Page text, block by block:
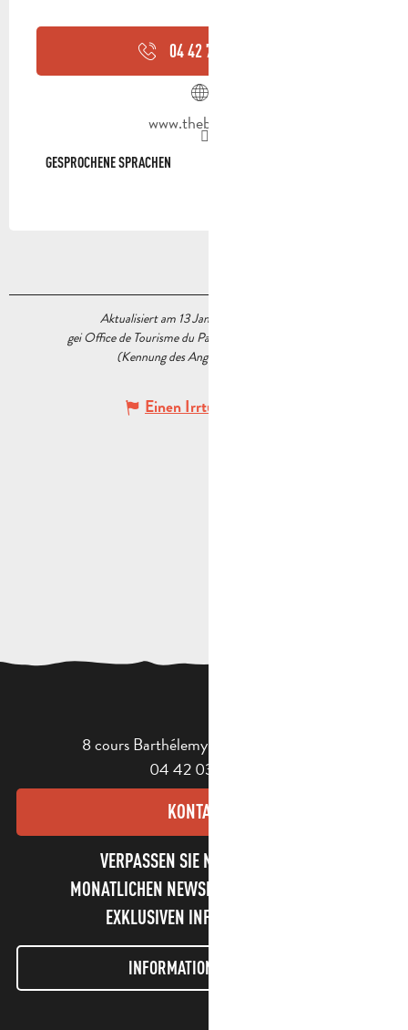
04 42 73 92
www.thebadass.fr
GESPROCHENE SPRACHEN
GESPROCHENE SPRACHEN
Aktualisiert am 13 Januar 2026 Um 17:10
gei Office de Tourisme du Pays d’Aubagne et de l’Étoile
(Kennung des Angebots :
Einen Irrtum angeben
8 cours Barthélemy - 13400 Aubagne
04 42 03 49 98
KONTAKT
VERPASSEN SIE NICHT UNSEREN
MONATLICHEN NEWSLETTER UND UNSERE
EXKLUSIVEN INFORMATIONEN!
INFORMATIONEN LETTER